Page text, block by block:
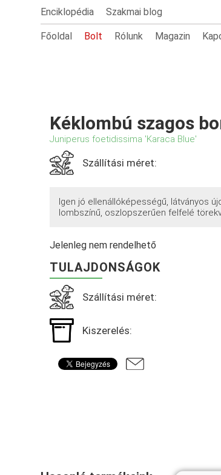
Enciklopédia Szakmai blog
Főoldal Bolt Rólunk Magazin
Kéklombú szagos
Juniperus foetidissima 'Karaca Blue'
Szállítási méret:
Igen jó ellenállóképességű, látványos
lombszínű, oszlopszerűen felfelé
Jelenleg nem rendelhető
TULAJDONSÁGOK
Szállítási méret:
Kiszerelés: